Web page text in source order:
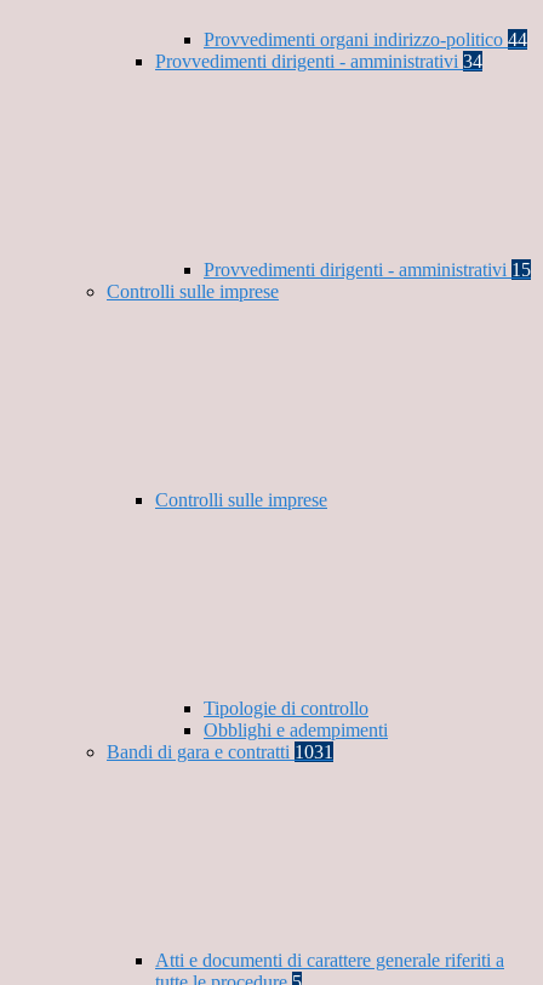
Provvedimenti organi indirizzo-politico 44
Provvedimenti dirigenti - amministrativi 34
Provvedimenti dirigenti - amministrativi 15
Controlli sulle imprese
Controlli sulle imprese
Tipologie di controllo
Obblighi e adempimenti
Bandi di gara e contratti 1031
Atti e documenti di carattere generale riferiti a